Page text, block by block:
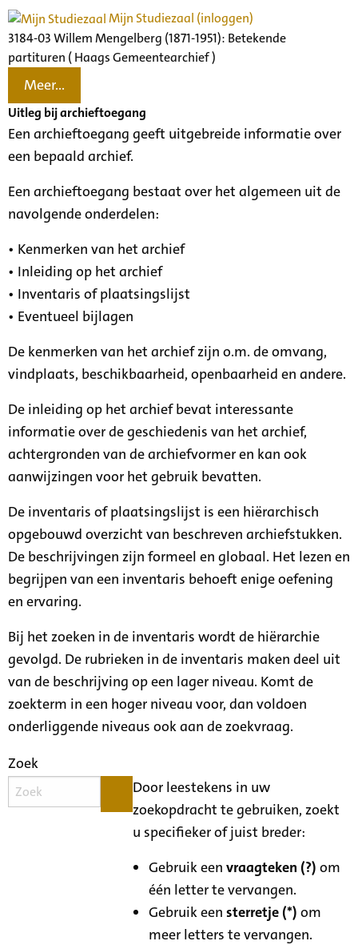
Mijn Studiezaal (inloggen)
3184-03 Willem Mengelberg (1871-1951): Betekende
partituren ( Haags Gemeentearchief )
Meer...
Uitleg bij archieftoegang
Een archieftoegang geeft uitgebreide informatie over
een bepaald archief.
Een archieftoegang bestaat over het algemeen uit de
navolgende onderdelen:
• Kenmerken van het archief
• Inleiding op het archief
• Inventaris of plaatsingslijst
• Eventueel bijlagen
De kenmerken van het archief zijn o.m. de omvang,
vindplaats, beschikbaarheid, openbaarheid en andere.
De inleiding op het archief bevat interessante
informatie over de geschiedenis van het archief,
achtergronden van de archiefvormer en kan ook
aanwijzingen voor het gebruik bevatten.
De inventaris of plaatsingslijst is een hiërarchisch
opgebouwd overzicht van beschreven archiefstukken.
De beschrijvingen zijn formeel en globaal. Het lezen en
begrijpen van een inventaris behoeft enige oefening
en ervaring.
Bij het zoeken in de inventaris wordt de hiërarchie
gevolgd. De rubrieken in de inventaris maken deel uit
van de beschrijving op een lager niveau. Komt de
zoekterm in een hoger niveau voor, dan voldoen
onderliggende niveaus ook aan de zoekvraag.
Zoek
Door leestekens in uw
zoekopdracht te gebruiken, zoekt
u specifieker of juist breder:
Gebruik eenvraagteken (?) om
één letter te vervangen.
Gebruik eensterretje (*) om
meer letters te vervangen.